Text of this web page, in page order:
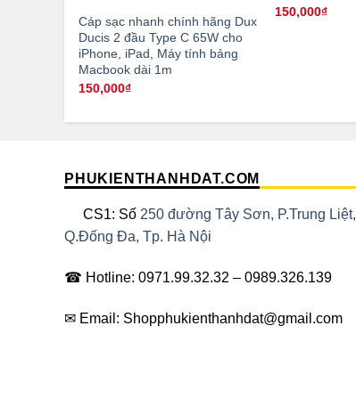
Cáp sạc nhanh chính hãng Dux
Ducis 2 đầu Type C 65W cho
iPhone, iPad, Máy tính bảng
Macbook dài 1m
150,000₫
150,000₫
PHUKIENTHANHDAT.COM
CS1: Số 250 đường Tây Sơn, P.Trung Liệt,
Q.Đống Đa, Tp. Hà Nội
☎ Hotline: 0971.99.32.32 – 0989.326.139
✉ Email: Shopphukienthanhdat@gmail.com